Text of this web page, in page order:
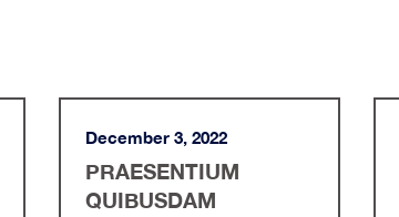
December 3, 2022
PRAESENTIUM
QUIBUSDAM